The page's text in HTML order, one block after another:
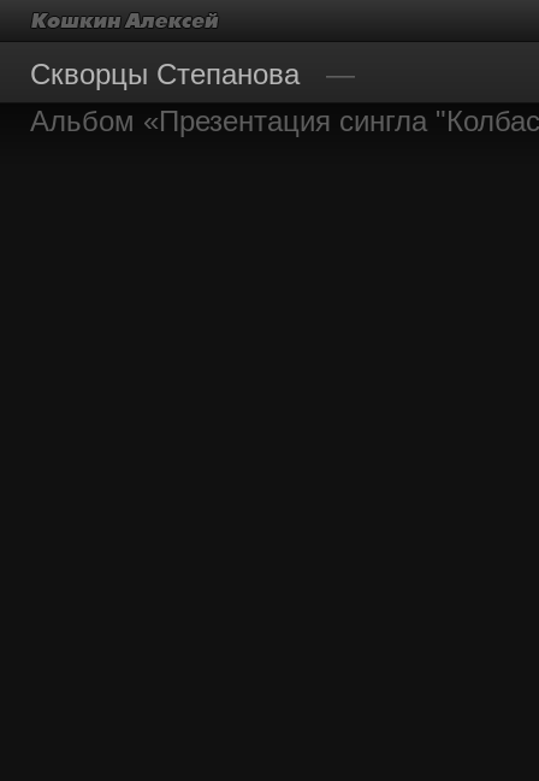
Скворцы Степанова
Альбом «Презентация сингла